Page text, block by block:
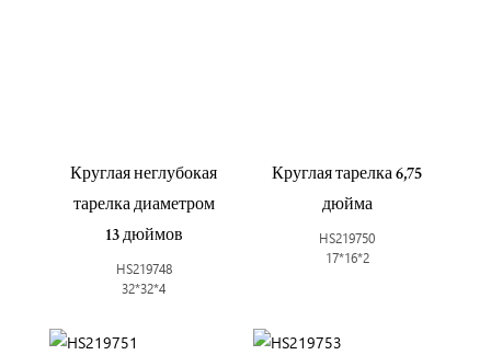
Круглая неглубокая
тарелка диаметром
13 дюймов
HS219748
32*32*4
Круглая тарелка 6,75
дюйма
HS219750
17*16*2